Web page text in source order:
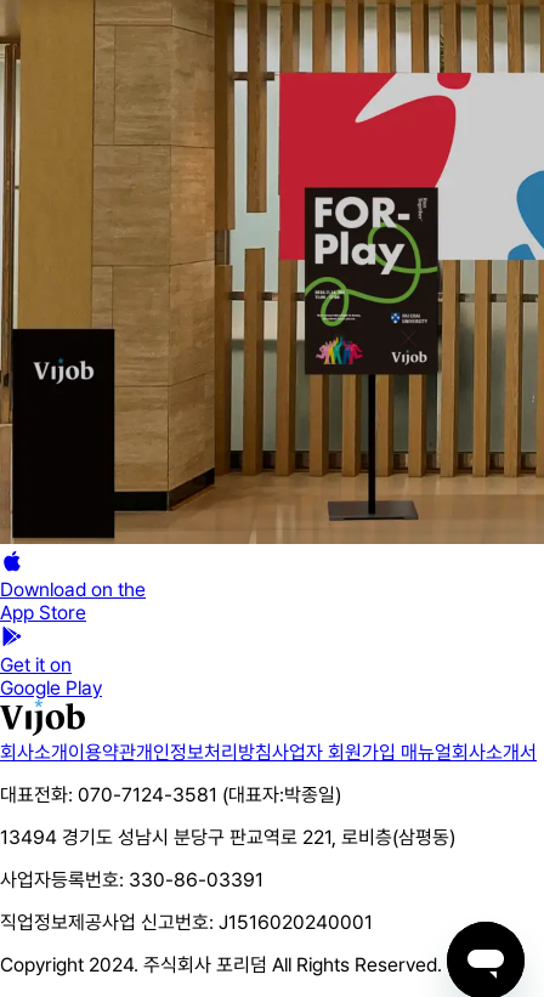
Download on the
App Store
Get it on
Google Play
회사소개이용약관개인정보처리방침사업자 회원가입 매뉴얼회사소개서
대표전화: 070-7124-3581 (대표자:박종일)
13494 경기도 성남시 분당구 판교역로 221, 로비층(삼평동)
사업자등록번호: 330-86-03391
직업정보제공사업 신고번호: J1516020240001
Copyright 2024. 주식회사 포리덤 All Rights Reserved.